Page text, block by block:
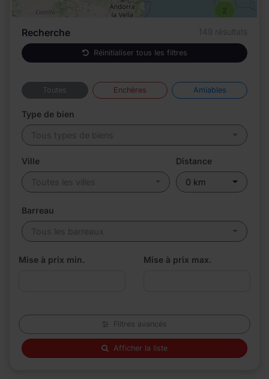
2
Recherche 149 résultats
Réinitialiser tous les filtres
Toutes Enchères Amiables
Type de bien
Tous types de biens
Ville
Toutes les villes
Distance
0 km
Barreau
Tous les barreaux
Mise à prix min. Mise à prix max.
Filtres avancés
Afficher la liste